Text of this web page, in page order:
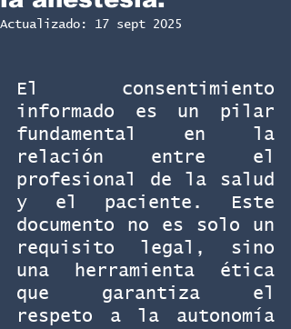
Actualizado: 17 sept 2025
El consentimiento
informado es un pilar
fundamental en la
relación entre el
profesional de la salud
y el paciente. Este
documento no es solo un
requisito legal, sino
una herramienta ética
que garantiza el
respeto a la autonomía